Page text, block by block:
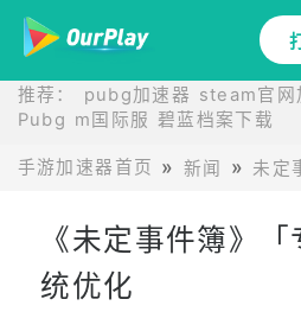
推荐： pubg加速器 steam官网
Pubg m国际服 碧蓝档案下载
手游加速器首页 新闻 未定
《未定事件簿》
统优化